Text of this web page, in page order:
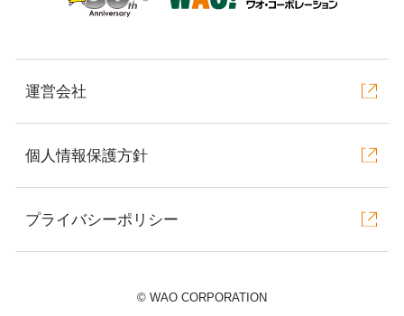
運営会社
個人情報保護方針
プライバシーポリシー
©︎ WAO CORPORATION